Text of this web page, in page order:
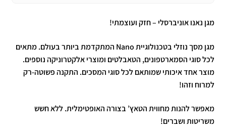
מגן נאנו אוניברסלי – חזק ועוצמתי!
מגן מסך נוזלי בטכנולוגיית Nano המתקדמת ביותר בעולם. מתאים
לכל סוגי הסמארטפונים, הטאבלטים ומוצרי אלקטרוניקה נוספים.
מוצר אחד איכותי שמותאם לכל סוגי המסכים. התקנה פשוטה-רק
למרוח וזהו!
מאפשר להנות מחווית הטאץ’ בצורה האופטימלית. ללא חשש
משריטות ושברים!